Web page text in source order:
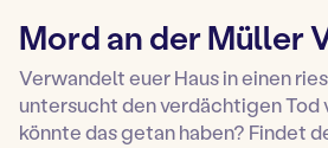
Mord an der Müller
Verwandelt euer Haus in einen
untersucht den verdächtigen Tod
könnte das getan haben? Findet